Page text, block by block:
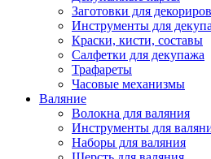
Заготовки для
Инструменты для
Краски, кисти, составы
Салфетки для декупажа
Трафареты
Часовые механизмы
Валяние
Волокна для валяния
Инструменты для
Наборы для валяния